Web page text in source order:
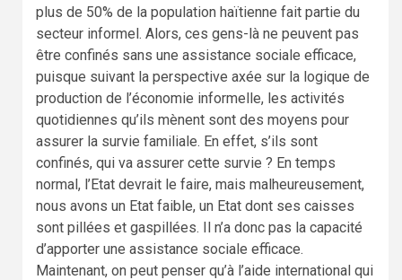
plus de 50% de la population haïtienne fait partie du
secteur informel. Alors, ces gens-là ne peuvent pas
être confinés sans une assistance sociale efficace,
puisque suivant la perspective axée sur la logique de
production de l’économie informelle, les activités
quotidiennes qu’ils mènent sont des moyens pour
assurer la survie familiale. En effet, s’ils sont
confinés, qui va assurer cette survie ? En temps
normal, l’Etat devrait le faire, mais malheureusement,
nous avons un Etat faible, un Etat dont ses caisses
sont pillées et gaspillées. Il n’a donc pas la capacité
d’apporter une assistance sociale efficace.
Maintenant, on peut penser qu’à l’aide international qui